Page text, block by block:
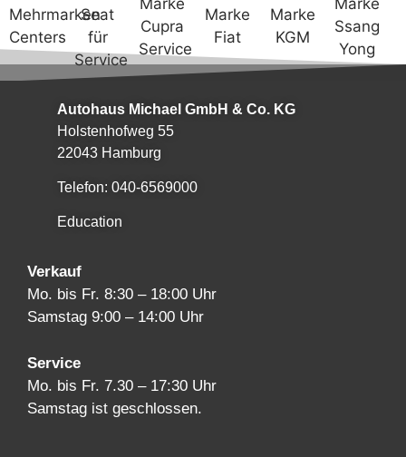
Autohaus Michael GmbH & Co. KG
Holstenhofweg 55
22043 Hamburg
Telefon: 040-6569000
Education
Verkauf
Mo. bis Fr. 8:30 – 18:00 Uhr
Samstag 9:00 – 14:00 Uhr
Service
Mo. bis Fr. 7.30 – 17:30 Uhr
Samstag ist geschlossen.